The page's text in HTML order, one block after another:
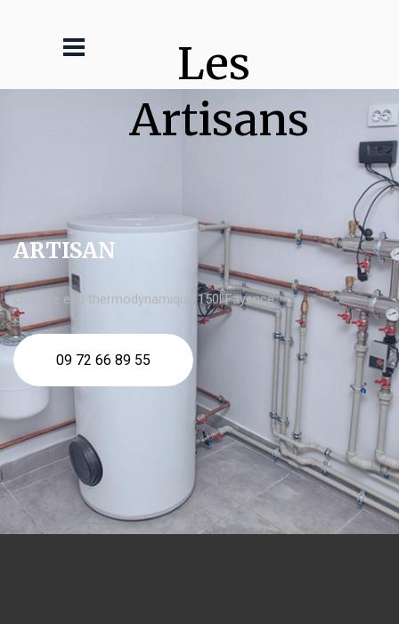
Les
Artisans
ARTISAN
chauffe eau thermodynamique 150l Fayence
09 72 66 89 55